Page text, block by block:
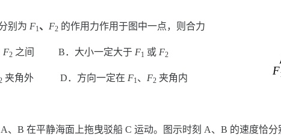
别为 F1、 F2 的作用力作用于图中一点，则合力
F2 之间 B．大小一定大于 F1 或 F2
夹角外 D．方向一定在 F1、 F2 夹角内
、B 在平静海面上拖曳驳船 C 运动。图示时刻 A、B 的速度恰分